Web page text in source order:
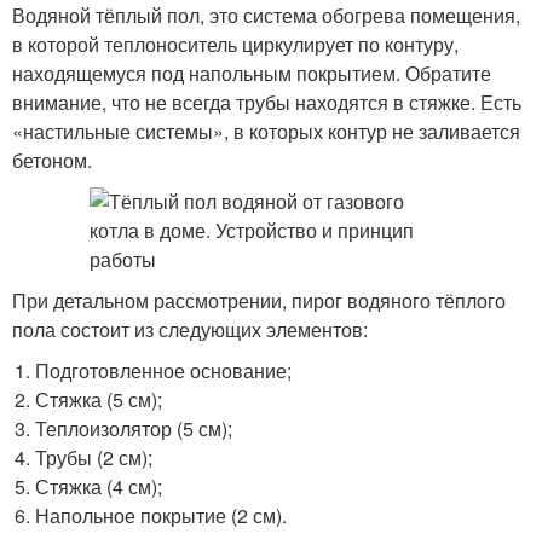
Водяной тёплый пол, это система обогрева помещения,
в которой теплоноситель циркулирует по контуру,
находящемуся под напольным покрытием. Обратите
внимание, что не всегда трубы находятся в стяжке. Есть
«настильные системы», в которых контур не заливается
бетоном.
При детальном рассмотрении, пирог водяного тёплого
пола состоит из следующих элементов:
Подготовленное основание;
Стяжка (5 см);
Теплоизолятор (5 см);
Трубы (2 см);
Стяжка (4 см);
Напольное покрытие (2 см).